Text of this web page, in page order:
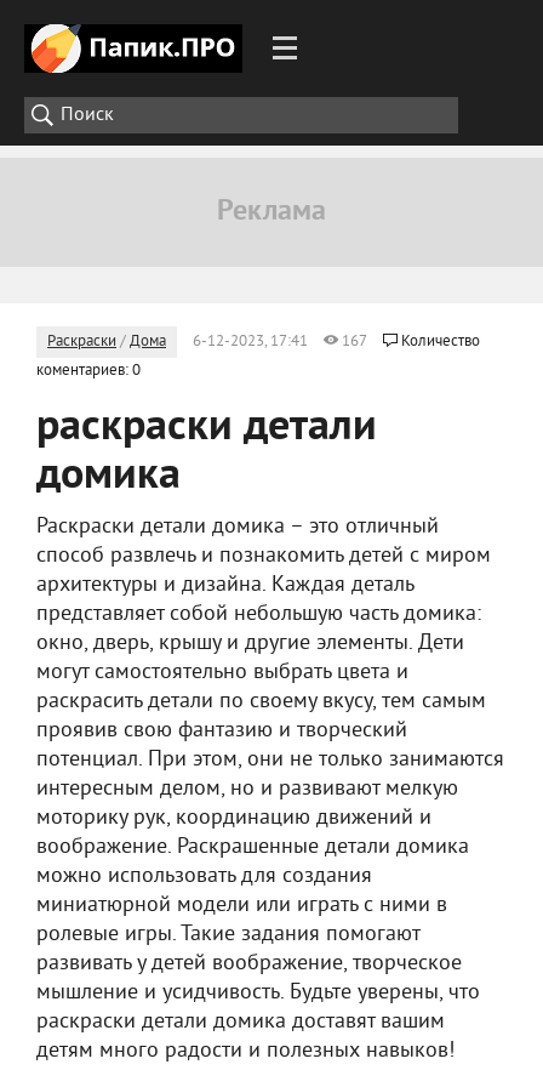
Раскраски /Дома 6-12-2023, 17:41 167
Количество
коментариев: 0
раскраски детали
домика
Раскраски детали домика – это отличный
способ развлечь и познакомить детей с миром
архитектуры и дизайна. Каждая деталь
представляет собой небольшую часть домика:
окно, дверь, крышу и другие элементы. Дети
могут самостоятельно выбрать цвета и
раскрасить детали по своему вкусу, тем самым
проявив свою фантазию и творческий
потенциал. При этом, они не только занимаются
интересным делом, но и развивают мелкую
моторику рук, координацию движений и
воображение. Раскрашенные детали домика
можно использовать для создания
миниатюрной модели или играть с ними в
ролевые игры. Такие задания помогают
развивать у детей воображение, творческое
мышление и усидчивость. Будьте уверены, что
раскраски детали домика доставят вашим
детям много радости и полезных навыков!